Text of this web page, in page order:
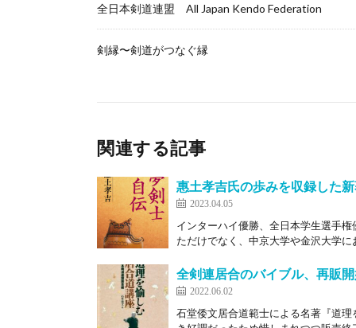
全日本剣道連盟 All Japan Kendo Federation
剣縁〜剣道がつなぐ縁
関連する記事
惠土孝吉氏の歩みを収録した
2023.04.05
インターハイ優勝、全日本学生選手
ただけでなく、中京大学や金沢大学
全剣連居合のバイブル、再販
2022.06.02
石堂倭文居合道範士による名著『道